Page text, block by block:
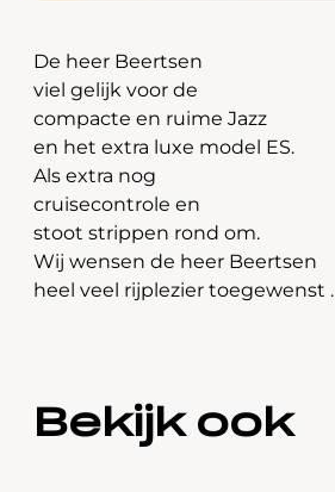
De heer Beertsen
viel gelijk voor de
compacte en ruime Jazz
en het extra luxe model ES.
Als extra nog
cruisecontrole en
stoot strippen rond om.
Wij wensen de heer Beertsen
heel veel rijplezier toegewenst .
Bekijk ook